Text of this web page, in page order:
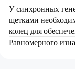
У синхронных
щетками
колец для
Равномерного